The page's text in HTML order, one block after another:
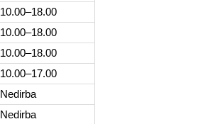
10.00–18.00
10.00–18.00
10.00–18.00
10.00–17.00
Nedirba
Nedirba